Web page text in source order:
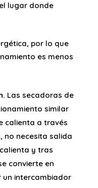
lugar donde
por lo que
es menos
Las secadoras de
similar
calienta a través
no necesita salida
y tras
convierte en
intercambiador